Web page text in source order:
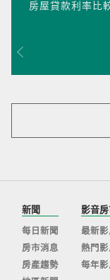
房屋貸款利率比
新聞
每日新聞
房市消息
房產趨勢
影音
最新影
熱門影
每年影